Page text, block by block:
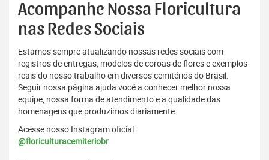
Acompanhe Nossa Floricultura
nas Redes Sociais
Estamos sempre atualizando nossas redes sociais com
registros de entregas, modelos de coroas de flores e exemplos
reais do nosso trabalho em diversos cemitérios do Brasil.
Seguir nossa página ajuda você a conhecer melhor nossa
equipe, nossa forma de atendimento e a qualidade das
homenagens que produzimos diariamente.
Acesse nosso Instagram oficial:
@floriculturacemiteriobr